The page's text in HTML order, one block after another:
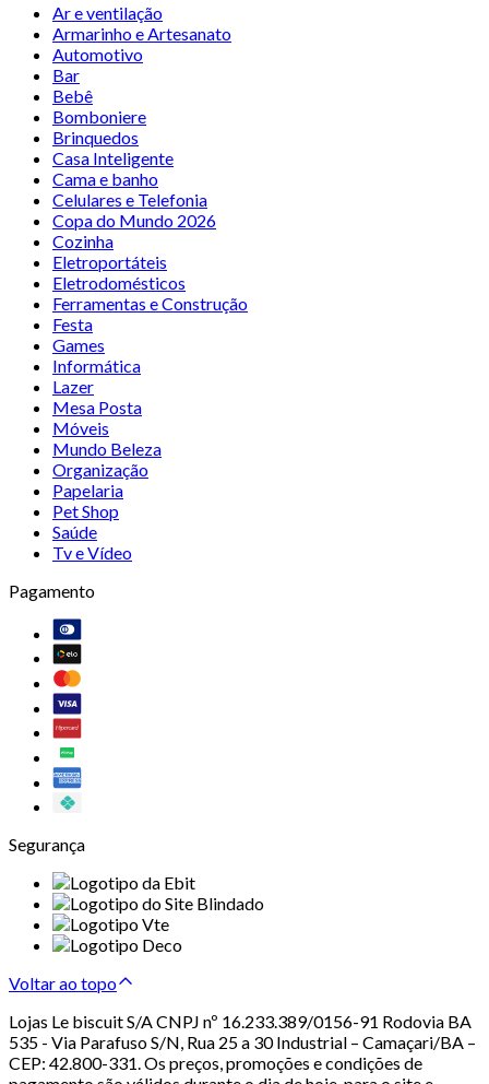
Ar e ventilação
Armarinho e Artesanato
Automotivo
Bar
Bebê
Bomboniere
Brinquedos
Casa Inteligente
Cama e banho
Celulares e Telefonia
Copa do Mundo 2026
Cozinha
Eletroportáteis
Eletrodomésticos
Ferramentas e Construção
Festa
Games
Informática
Lazer
Mesa Posta
Móveis
Mundo Beleza
Organização
Papelaria
Pet Shop
Saúde
Tv e Vídeo
Pagamento
Segurança
Voltar ao topo
Lojas Le biscuit S/A CNPJ nº 16.233.389/0156-91 Rodovia BA
535 - Via Parafuso S/N, Rua 25 a 30 Industrial – Camaçari/BA –
CEP: 42.800-331. Os preços, promoções e condições de